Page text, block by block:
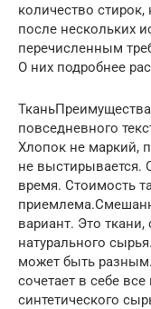
количество
после нескольких
перечисленным
О них подробнее
повседневного
Хлопок не маркий,
не выстирывается.
время. Стоимость
вариант. Это ткани,
натурального
может быть
сочетает в себе
синтетического